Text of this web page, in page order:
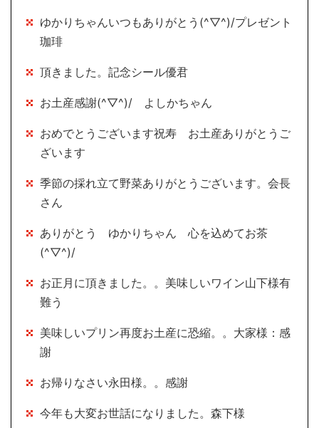
ゆかりちゃんいつもありがとう(^▽^)/プレゼント
珈琲
頂きました。記念シール優君
お土産感謝(^▽^)/ よしかちゃん
おめでとうございます祝寿 お土産ありがとうご
ざいます
季節の採れ立て野菜ありがとうございます。会長
さん
ありがとう ゆかりちゃん 心を込めてお茶
(^▽^)/
お正月に頂きました。。美味しいワイン山下様有
難う
美味しいプリン再度お土産に恐縮。。大家様：感
謝
お帰りなさい永田様。。感謝
今年も大変お世話になりました。森下様